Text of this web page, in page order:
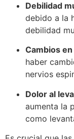
Debilidad
debido a la
debilidad
Cambios
haber
nervios
Dolor al
aumenta la
como